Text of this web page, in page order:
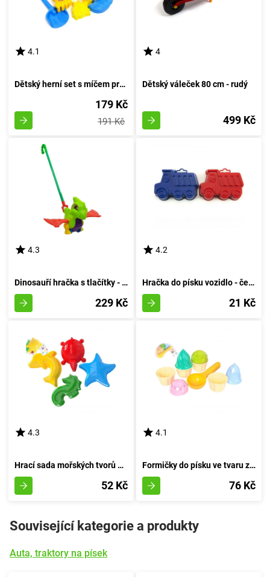
4.1
Dětský herní set s míčem pro pískoviště
179 Kč
191 Kč
4
Dětský váleček 80 cm - rudý
499 Kč
4.3
Dinosauří hračka s tlačítky - zelený
229 Kč
4.2
Hračka do písku vozidlo - červený
21 Kč
4.3
Hrací sada mořských tvorů do písku - 4 kusy
52 Kč
4.1
Formičky do písku ve tvaru zmrzlinových pohárků
76 Kč
Související kategorie a produkty
Auta, traktory na písek